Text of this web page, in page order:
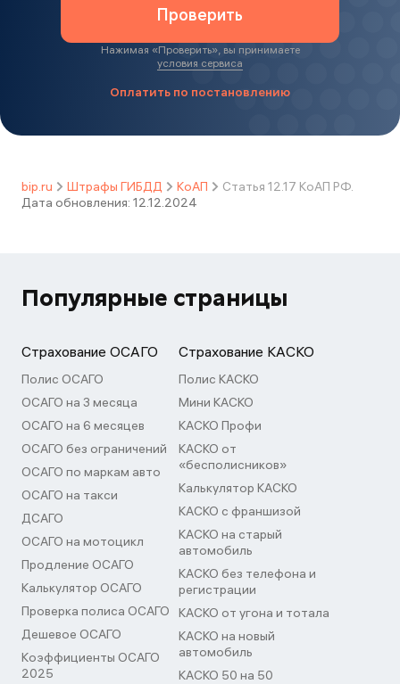
Проверить
Нажимая «Проверить», вы принимаете
условия сервиса
Оплатить по постановлению
bip.ru Штрафы ГИБДД КоАП
Статья 12.17 КоАП РФ.
Дата обновления: 12.12.2024
Популярные страницы
Страхование ОСАГО
Полис ОСАГО
ОСАГО на 3 месяца
ОСАГО на 6 месяцев
ОСАГО без ограничений
ОСАГО по маркам авто
ОСАГО на такси
ДСАГО
ОСАГО на мотоцикл
Продление ОСАГО
Калькулятор ОСАГО
Проверка полиса ОСАГО
Дешевое ОСАГО
Коэффициенты ОСАГО
2025
Страхование КАСКО
Полис КАСКО
Мини КАСКО
КАСКО Профи
КАСКО от
«бесполисников»
Калькулятор КАСКО
КАСКО с франшизой
КАСКО на старый
автомобиль
КАСКО без телефона и
регистрации
КАСКО от угона и тотала
КАСКО на новый
автомобиль
КАСКО 50 на 50